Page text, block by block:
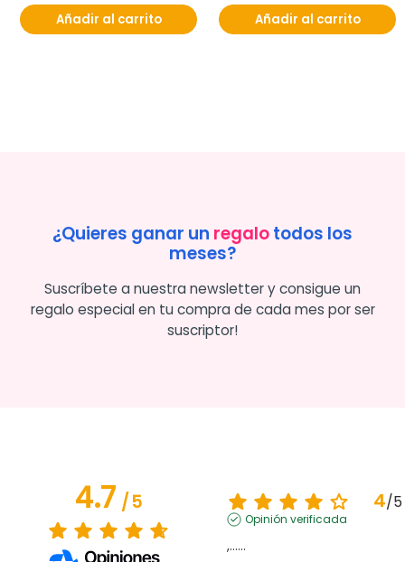
Añadir al carrito Añadir al carrito
¿Quieres ganar un regalotodos los
meses?
Suscríbete a nuestra newsletter y consigue un
regalo especial en tu compra de cada mes por ser
suscriptor!
4.7/5 4/5
Opinión verificada
,......